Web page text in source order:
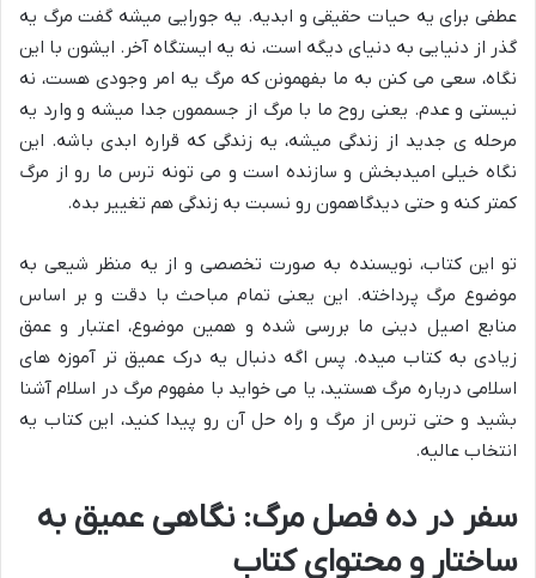
عطفی برای یه حیات حقیقی و ابدیه. یه جورایی میشه گفت مرگ یه
گذر از دنیایی به دنیای دیگه است، نه یه ایستگاه آخر. ایشون با این
نگاه، سعی می کنن به ما بفهمونن که مرگ یه امر وجودی هست، نه
نیستی و عدم. یعنی روح ما با مرگ از جسممون جدا میشه و وارد یه
مرحله ی جدید از زندگی میشه، یه زندگی که قراره ابدی باشه. این
نگاه خیلی امیدبخش و سازنده است و می تونه ترس ما رو از مرگ
کمتر کنه و حتی دیدگاهمون رو نسبت به زندگی هم تغییر بده.
تو این کتاب، نویسنده به صورت تخصصی و از یه منظر شیعی به
موضوع مرگ پرداخته. این یعنی تمام مباحث با دقت و بر اساس
منابع اصیل دینی ما بررسی شده و همین موضوع، اعتبار و عمق
زیادی به کتاب میده. پس اگه دنبال یه درک عمیق تر آموزه های
اسلامی درباره مرگ هستید، یا می خواید با مفهوم مرگ در اسلامآشنا
بشید و حتی ترس از مرگ و راه حل آن رو پیدا کنید، این کتاب یه
انتخاب عالیه.
سفر در ده فصل مرگ: نگاهی عمیق به
ساختار و محتوای کتاب